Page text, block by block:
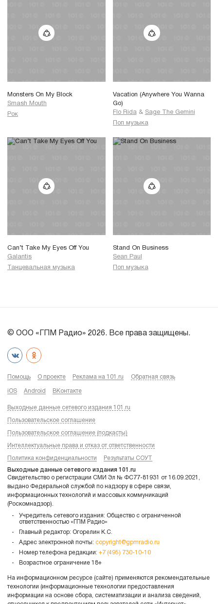
Monsters On My Block
Smash Mouth
Рок
Vacation (Anywhere You Wanna
Go)
Flo Rida & Sage The Gemini
Поп музыка
Can’t Take My Eyes Off You
Galantis
Танцевальная музыка
Stand On Business
Sean Paul
Поп музыка
© ООО «ГПМ Радио» 2026. Все права защищены.
Помощь О проекте Реклама на 101.ru Обратная связь
iOS Android ВКонтакте
Выходные данные сетевого издания 101.ru
Пользовательское соглашение
Пользовательское соглашение (подкасты)
Интеллектуальные права и отказ от ответственности
Политика конфиденциальности Результаты СОУТ
Выходные данные сетевого издания 101.ru
Свидетельство о регистрации СМИ Эл № ФС77-81931 от 16.09.2021,
выдано Федеральной службой по надзору в сфере связи,
информационных технологий и массовых коммуникаций
(Роскомнадзор).
Учредитель сетевого издания: Общество с ограниченной
ответственностью «ГПМ Радио»
Главный редактор: Огорелин К.С.
Адрес электронной почты: copyright@gpmradio.ru
Номер телефона редакции: +7 (495) 730-10-10
Возрастное ограничение 18+
На информационном ресурсе (сайте) применяются рекомендательные
технологии (информационные технологии предоставления
информации на основе сбора, систематизации и анализа сведений,